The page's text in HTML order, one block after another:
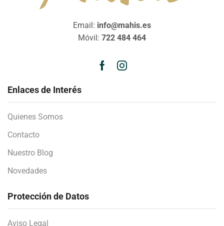
Email: info@mahis.es
Móvil: 722 484 464
Enlaces de Interés
Quienes Somos
Contacto
Nuestro Blog
Novedades
Protección de Datos
Aviso Legal